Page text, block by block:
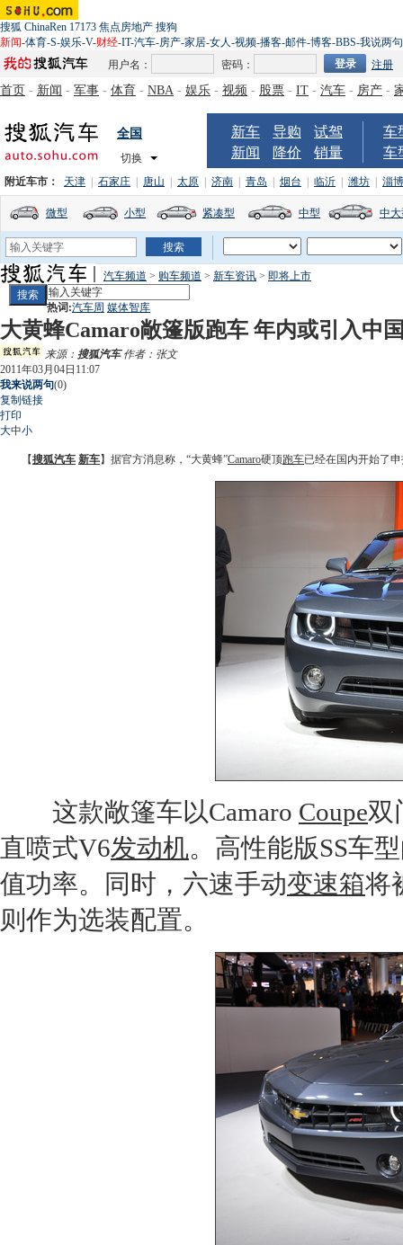
搜狐 ChinaRen 17173 焦点房地产 搜狗
新闻-体育-S-娱乐-V-财经-IT-汽车-房产-家居-女人-视频-播客-邮件-博客-BBS-我说两句
用户名：
密码： 注册
首页 - 新闻 - 军事 - 体育 - NBA - 娱乐 - 视频 - 股票 - IT - 汽车 - 房产 -
全国
切换
新车 导购
试驾
新闻
降价 销量
车
车
附近车市： 天津 石家庄 唐山 太原 济南 青岛 烟台 临沂 潍坊 淄博
微型 小型 紧凑型 中型 中
汽车频道 > 购车频道 > 新车资讯 > 即将上市
热词:汽车周 媒体智库
大黄蜂Camaro敞篷版跑车 年内或引入中
来源： 搜狐汽车作者：张文
2011年03月04日11:07
我来说两句(0)
复制链接
打印
大中小
【搜狐汽车 新车】据官方消息称，“大黄蜂”Camaro硬顶跑车已经在国内开始了
这款敞篷车以Camaro Coupe双
直喷式V6发动机。高性能版SS车
值功率。同时，六速手动变速箱将
则作为选装配置。